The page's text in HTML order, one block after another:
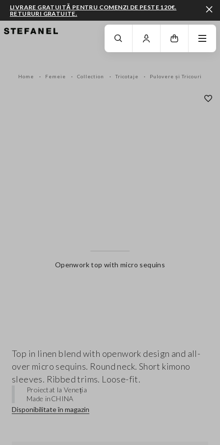
MERGI LA CONȚINUTUL PRINCIPALDERULEAZĂ ÎN JOS
LIVRARE GRATUITĂ PENTRU COMENZI DE PESTE 120€.
RETURURI GRATUITE.
Home Femeie Collection Tricotaje Pulovere și Tricouri
Openwork top with micro sequins
Top in linen blend with openwork design and all-
over micro sequins. Round neck. Short kimono
sleeves. Ribbed trims. Loose-fit.
Proiectat la Veneția
Made inCHINA
Disponibilitate în magazin